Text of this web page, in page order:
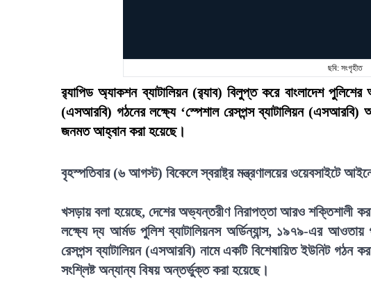
ছবি: সংগৃহীত
র‍্যাপিড অ্যাকশন ব্যাটালিয়ন (র‍্যাব) বিলুপ্ত করে বাংলাদেশ পুলিশের
(এসআরবি) গঠনের লক্ষ্যে ‘স্পেশাল রেসপন্স ব্যাটালিয়ন
জনমত আহ্বান করা হয়েছে।
বৃহস্পতিবার (৬ আগস্ট) বিকেলে স্বরাষ্ট্র মন্ত্রণালয়ের ওয়েবসাইটে
খসড়ায় বলা হয়েছে, দেশের অভ্যন্তরীণ নিরাপত্তা আরও শক্তিশালী করা
লক্ষ্যে দ্য আর্মড পুলিশ ব্যাটালিয়নস অর্ডিন্যান্স, ১৯৭৯-এর আওতায়
রেসপন্স ব্যাটালিয়ন (এসআরবি) নামে একটি বিশেষায়িত ইউনিট গঠন
সংশ্লিষ্ট অন্যান্য বিষয় অন্তর্ভুক্ত করা হয়েছে।